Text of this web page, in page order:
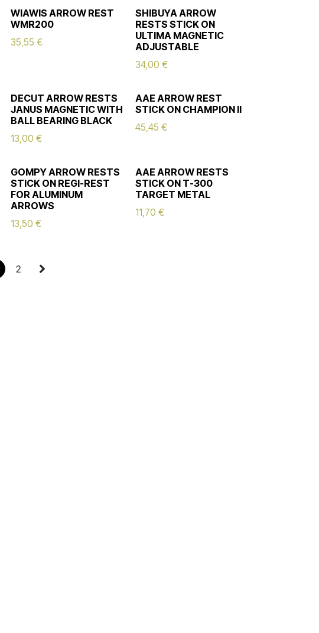
WIAWIS ARROW REST
WMR200
35,55 €
SHIBUYA ARROW
RESTS STICK ON
ULTIMA MAGNETIC
ADJUSTABLE
34,00 €
DECUT ARROW RESTS
JANUS MAGNETIC WITH
BALL BEARING BLACK
13,00 €
AAE ARROW REST
STICK ON CHAMPION II
45,45 €
GOMPY ARROW RESTS
STICK ON REGI-REST
FOR ALUMINUM
ARROWS
13,50 €
AAE ARROW RESTS
STICK ON T-300
TARGET METAL
11,70 €
2